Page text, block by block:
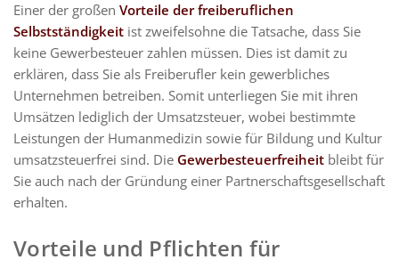
Einer der großen Vorteile der freiberuflichen
Selbstständigkeit ist zweifelsohne die Tatsache, dass Sie
keine Gewerbesteuer zahlen müssen. Dies ist damit zu
erklären, dass Sie als Freiberufler kein gewerbliches
Unternehmen betreiben. Somit unterliegen Sie mit ihren
Umsätzen lediglich der Umsatzsteuer, wobei bestimmte
Leistungen der Humanmedizin sowie für Bildung und Kultur
umsatzsteuerfrei sind. Die Gewerbesteuerfreiheit bleibt für
Sie auch nach der Gründung einer Partnerschaftsgesellschaft
erhalten.
Vorteile und Pflichten für